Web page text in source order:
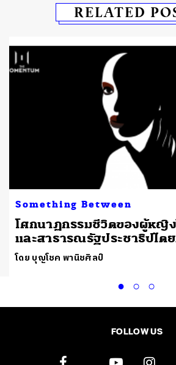
RELATED
Something Between
โศกนาฏกรรมชีวิตของผู้หญิง
และสาธารณรัฐประชาธิปไต
โดย บุญโชค พานิชศิลป์
FOLLOW US